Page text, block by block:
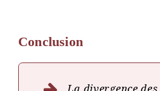
Conclusion